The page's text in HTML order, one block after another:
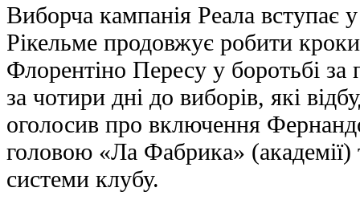
Виборча кампанія Реала вступає
Рікельме продовжує робити
Флорентіно Пересу у боротьбі за
за чотири дні до виборів, які
оголосив про включення
головою «Ла Фабрика»
системи клубу.